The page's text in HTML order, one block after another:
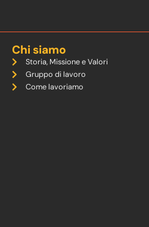
Chi siamo
Storia, Missione e Valori
Gruppo di lavoro
Come lavoriamo